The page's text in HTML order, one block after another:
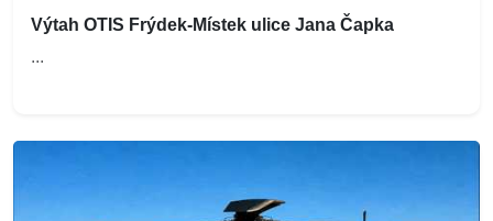
Výtah OTIS Frýdek-Místek ulice Jana Čapka
...